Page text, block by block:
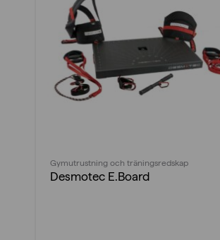
Gymutrustning och träningsredskap
Desmotec E.Board